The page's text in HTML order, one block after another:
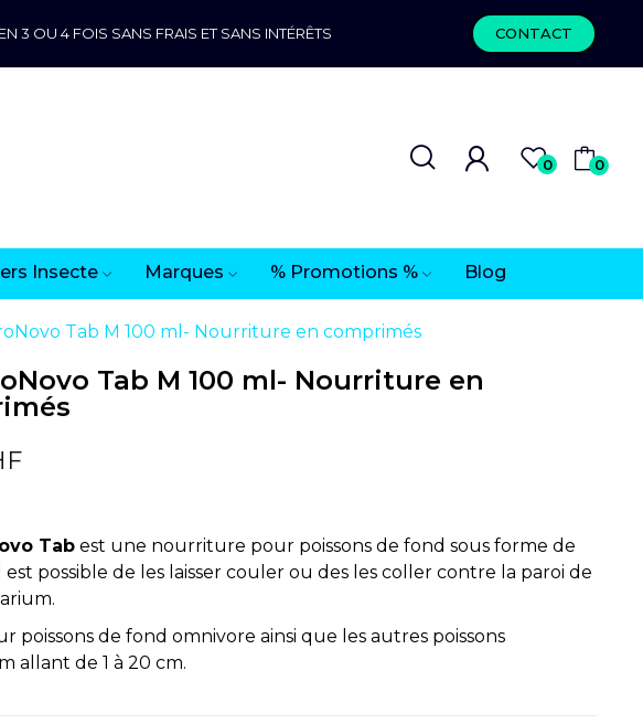
3 OU 4 FOIS SANS FRAIS ET SANS INTÉRÊTS CONTACT
0 0
Insecte Marques % Promotions % Blog
Tab M 100 ml- Nourriture en comprimés
Tab M 100 ml- Nourriture en
Tab est une nourriture pour poissons de fond sous forme de
est possible de les laisser couler ou des les coller contre la paroi de
poissons de fond omnivore ainsi que les autres poissons
allant de 1 à 20 cm.